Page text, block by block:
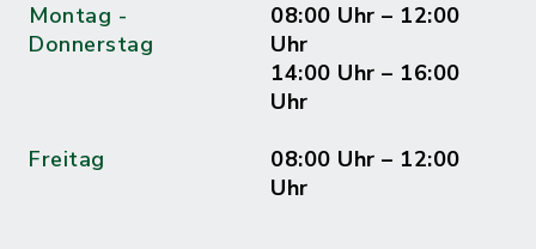
Montag -
Donnerstag
08:00 Uhr – 12:00
Uhr
14:00 Uhr – 16:00
Uhr
Freitag
08:00 Uhr – 12:00
Uhr